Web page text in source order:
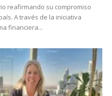
reafirmando su compromiso
A través de la iniciativa
financiera...